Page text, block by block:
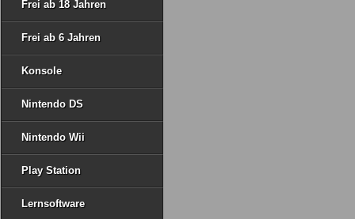
Frei ab 18 Jahren
Frei ab 6 Jahren
Konsole
Nintendo DS
Nintendo Wii
Play Station
Lernsoftware